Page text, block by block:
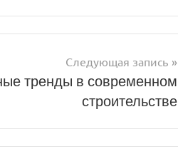
Следующая запись
тренды в современном
строительстве